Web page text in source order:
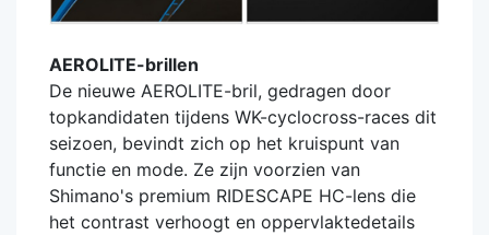
AEROLITE-brillen
De nieuwe AEROLITE-bril, gedragen door
topkandidaten tijdens WK-cyclocross-races dit
seizoen, bevindt zich op het kruispunt van
functie en mode. Ze zijn voorzien van
Shimano's premium RIDESCAPE HC-lens die
het contrast verhoogt en oppervlaktedetails